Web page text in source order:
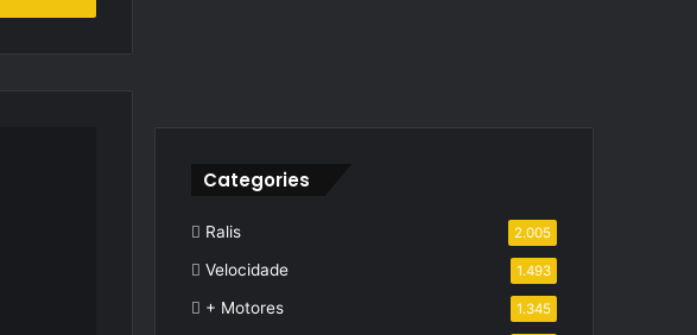
Categories
Ralis 2.005
Velocidade 1.493
+ Motores 1.345